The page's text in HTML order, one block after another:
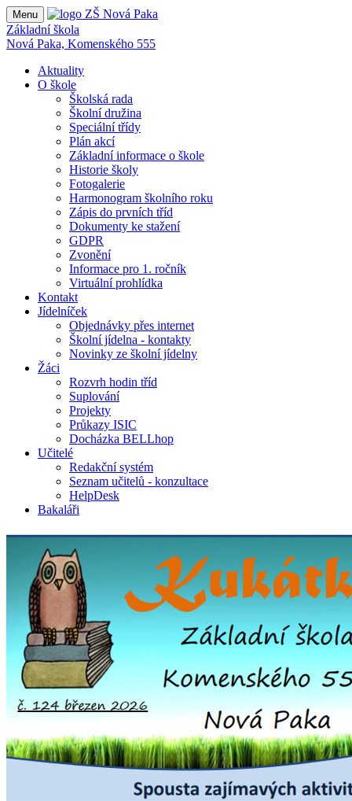
Menu
Základní škola
Nová Paka, Komenského 555
Aktuality
O škole
Školská rada
Školní družina
Speciální třídy
Plán akcí
Základní informace o škole
Historie školy
Fotogalerie
Harmonogram školního roku
Zápis do prvních tříd
Dokumenty ke stažení
GDPR
Zvonění
Informace pro 1. ročník
Virtuální prohlídka
Kontakt
Jídelníček
Objednávky přes internet
Školní jídelna - kontakty
Novinky ze školní jídelny
Žáci
Rozvrh hodin tříd
Suplování
Projekty
Průkazy ISIC
Docházka BELLhop
Učitelé
Redakční systém
Seznam učitelů - konzultace
HelpDesk
Bakaláři